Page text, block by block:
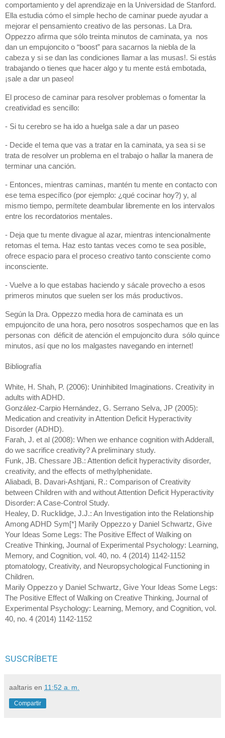
comportamiento y del aprendizaje en la Universidad de Stanford.
Ella estudia cómo el simple hecho de caminar puede ayudar a
mejorar el pensamiento creativo de las personas. La Dra.
Oppezzo afirma que sólo treinta minutos de caminata, ya  nos
dan un empujoncito o “boost” para sacarnos la niebla de la
cabeza y si se dan las condiciones llamar a las musas!. Si estás
trabajando o tienes que hacer algo y tu mente está embotada,
¡sale a dar un paseo!
El proceso de caminar para resolver problemas o fomentar la
creatividad es sencillo:
- Si tu cerebro se ha ido a huelga sale a dar un paseo
- Decide el tema que vas a tratar en la caminata, ya sea si se
trata de resolver un problema en el trabajo o hallar la manera de
terminar una canción.
- Entonces, mientras caminas, mantén tu mente en contacto con
ese tema específico (por ejemplo: ¿qué cocinar hoy?) y, al
mismo tiempo, permítete deambular libremente en los intervalos
entre los recordatorios mentales.
- Deja que tu mente divague al azar, mientras intencionalmente
retomas el tema. Haz esto tantas veces como te sea posible,
ofrece espacio para el proceso creativo tanto consciente como
inconsciente.
- Vuelve a lo que estabas haciendo y sácale provecho a esos
primeros minutos que suelen ser los más productivos.
Según la Dra. Oppezzo media hora de caminata es un
empujoncito de una hora, pero nosotros sospechamos que en las
personas con  déficit de atención el empujoncito dura  sólo quince
minutos, así que no los malgastes navegando en internet!
Bibliografía
White, H. Shah, P. (2006): Uninhibited Imaginations. Creativity in
adults with ADHD.
González-Carpio Hernández, G. Serrano Selva, JP (2005):
Medication and creativity in Attention Deficit Hyperactivity
Disorder (ADHD).
Farah, J. et al (2008): When we enhance cognition with Adderall,
do we sacrifice creativity? A preliminary study.
Funk, JB. Chessare JB.: Attention deficit hyperactivity disorder,
creativity, and the effects of methylphenidate.
Aliabadi, B. Davari-Ashtjani, R.: Comparison of Creativity
between Children with and without Attention Deficit Hyperactivity
Disorder: A Case-Control Study.
Healey, D. Rucklidge, J.J.: An Investigation into the Relationship
Among ADHD Sym[*] Marily Oppezzo y Daniel Schwartz, Give
Your Ideas Some Legs: The Positive Effect of Walking on
Creative Thinking, Journal of Experimental Psychology: Learning,
Memory, and Cognition, vol. 40, no. 4 (2014) 1142-1152
ptomatology, Creativity, and Neuropsychological Functioning in
Children.
Marily Oppezzo y Daniel Schwartz, Give Your Ideas Some Legs:
The Positive Effect of Walking on Creative Thinking, Journal of
Experimental Psychology: Learning, Memory, and Cognition, vol.
40, no. 4 (2014) 1142-1152
SUSCRÍBETE
aaltaris en 11:52 a. m.
Compartir